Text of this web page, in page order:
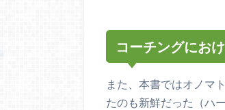
コーチングにお
また、本書ではオノマ
たのも新鮮だった（ハ